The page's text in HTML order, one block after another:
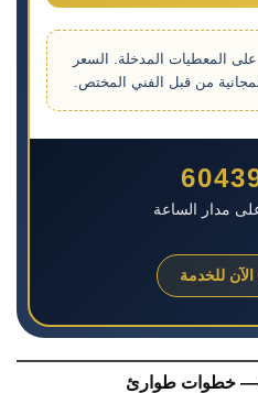
على المعطيات المدخلة. السعر
من قبل الفني المختص.
مدار الساعة
للخدمة
— خطوات طوارئ